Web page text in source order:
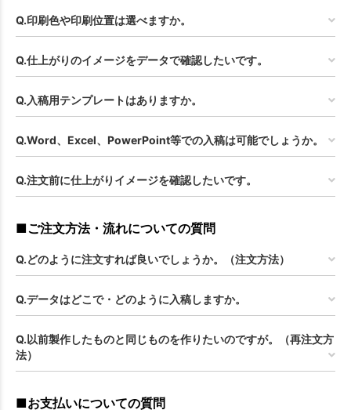
Q.印刷色や印刷位置は選べますか。
Q.仕上がりのイメージをデータで確認したいです。
Q.入稿用テンプレートはありますか。
Q.Word、Excel、PowerPoint等での入稿は可能でしょうか。
Q.注文前に仕上がりイメージを確認したいです。
■ご注文方法・流れについての質問
Q.どのように注文すれば良いでしょうか。（注文方法）
Q.データはどこで・どのように入稿しますか。
Q.以前製作したものと同じものを作りたいのですが。（再注文方
法）
■お支払いについての質問